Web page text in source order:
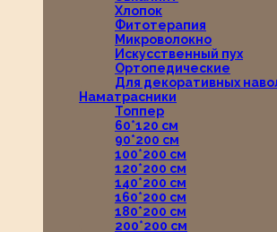
Хлопок
Фитотерапия
Микроволокно
Искусственный пух
Ортопедические
Для декоративных
Наматрасники
Топпер
60*120 см
90*200 см
100*200 см
120*200 см
140*200 см
160*200 см
180*200 см
200*200 см